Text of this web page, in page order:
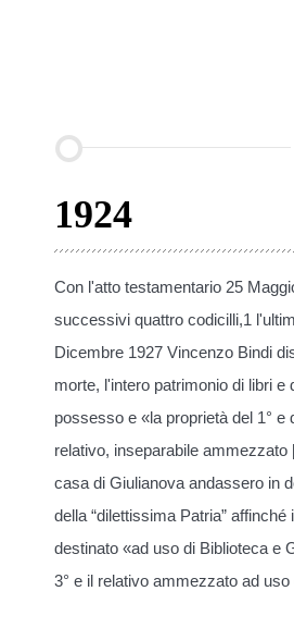
1924
Con l'atto testamentario 25
successivi quattro codicilli,1
Dicembre 1927 Vincenzo Bindi
morte, l'intero patrimonio di libri e
possesso e «la proprietà del 1° e
relativo, inseparabile ammezzato
casa di Giulianova andassero in
della “dilettissima Patria”
destinato «ad uso di Biblioteca e
3° e il relativo ammezzato ad